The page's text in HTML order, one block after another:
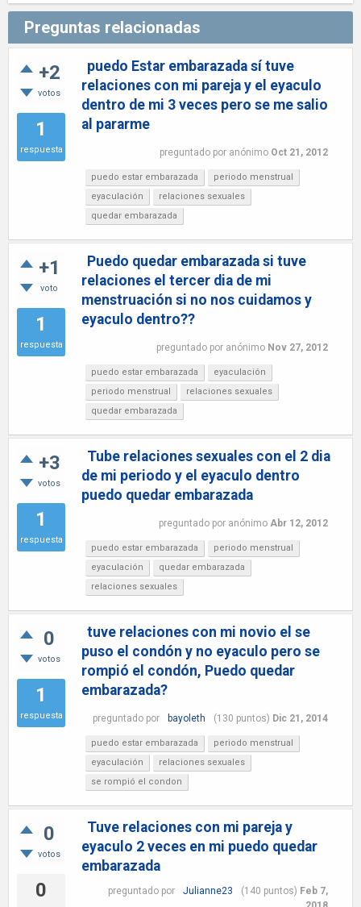
Preguntas relacionadas
+2
votos
1
respuesta
puedo Estar embarazada sí tuve
relaciones con mi pareja y el eyaculo
dentro de mi 3 veces pero se me salio
al pararme
preguntado por anónimo Oct 21, 2012
puedo estar embarazada
periodo menstrual
eyaculación
relaciones sexuales
quedar embarazada
+1
voto
1
respuesta
Puedo quedar embarazada si tuve
relaciones el tercer dia de mi
menstruación si no nos cuidamos y
eyaculo dentro??
preguntado por anónimo Nov 27, 2012
puedo estar embarazada
eyaculación
periodo menstrual
relaciones sexuales
quedar embarazada
+3
votos
1
respuesta
Tube relaciones sexuales con el 2 dia
de mi periodo y el eyaculo dentro
puedo quedar embarazada
preguntado por anónimo Abr 12, 2012
puedo estar embarazada
periodo menstrual
eyaculación
quedar embarazada
relaciones sexuales
0
votos
1
respuesta
tuve relaciones con mi novio el se
puso el condón y no eyaculo pero se
rompió el condón, Puedo quedar
embarazada?
preguntado por bayoleth (130 puntos) Dic 21, 2014
puedo estar embarazada
periodo menstrual
eyaculación
relaciones sexuales
se rompió el condon
0
votos
0
Tuve relaciones con mi pareja y
eyaculo 2 veces en mi puedo quedar
embarazada
preguntado por Julianne23 (140 puntos) Feb 7,